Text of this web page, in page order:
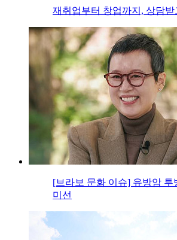
재취업부터 창업까지, 상담
[브라보 문화 이슈] 유방암 투
미선